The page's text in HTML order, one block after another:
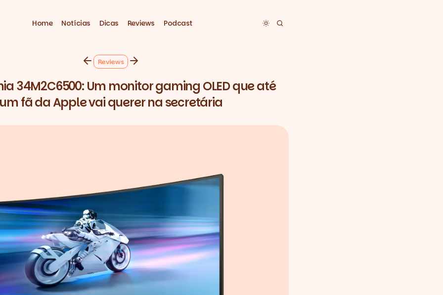
Home Notícias Dicas Reviews Podcast Toggle dark mode
Reviews
34M2C6500: Um monitor gaming OLED que até
fã da Apple vai querer na secretária